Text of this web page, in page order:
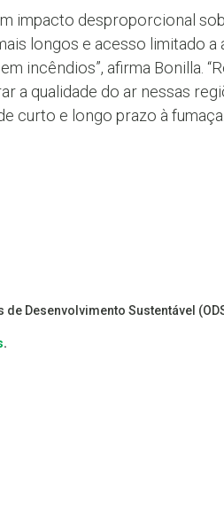
impacto desproporcional
longos e acesso limitado
incêndios”, afirma Bonilla.
a qualidade do ar nessas
curto e longo prazo à
Desenvolvimento Sustentável
.